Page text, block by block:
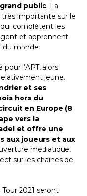
public. La
importante sur le
qui complètent les
et apprennent
du monde.
l’APT, alors
jeune.
et ses
hors du
en Europe (8
vers la
et offre une
aux joueurs et aux
médiatique,
sur les chaînes de
2021 seront